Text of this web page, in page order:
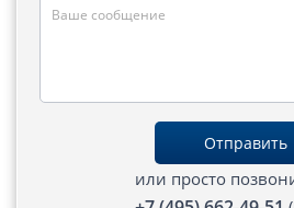
Дополнительные услуги
Информация, статьи
Классификация оффшорных зон
Оффшорные банки
Отправить
или просто